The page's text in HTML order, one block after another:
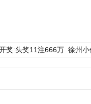
奖:头奖11注666万 徐州